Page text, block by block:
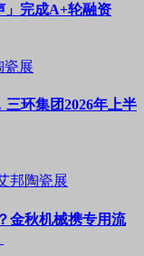
」完成A+轮融资
瓷展
环集团2026年上半
邦陶瓷展
金秋机械携专用流